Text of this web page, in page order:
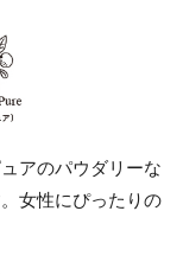
アのパウダリーな
女性にぴったりの